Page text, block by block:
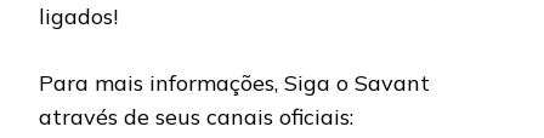
ligados!
Para mais informações, Siga o Savant
através de seus canais oficiais: